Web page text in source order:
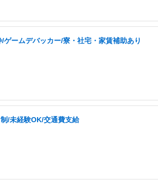
ゲームデバッカー/寮・社宅・家賃補助あり
/未経験OK/交通費支給